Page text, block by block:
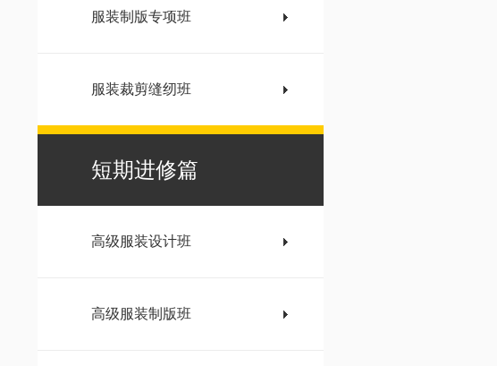
服装制版专项班
服装裁剪缝纫班
短期进修篇
高级服装设计班
高级服装制版班